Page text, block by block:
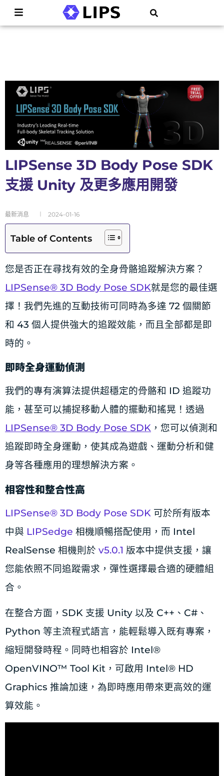
LIPSense 3D Body Pose SDK
支援 Unity 及更多應用開發
最新消息 2024-01-16
Table of Contents
您是否正在尋找有效的全身骨骼追蹤解決方案？
LIPSense® 3D Body Pose SDK就是您的最佳選
擇！我們先進的互動技術可同時為多達 72 個關節
和 43 個人提供強大的追蹤效能，而且全部都是即
時的。
即時全身運動偵測
我們的專有演算法提供超穩定的骨骼和 ID 追蹤功
能，甚至可以捕捉移動人體的擺動和搖晃！透過
LIPSense® 3D Body Pose SDK ，您可以偵測和
追蹤即時全身運動，使其成為遊戲、運動分析和健
身等各種應用的理想解決方案。
相容性和整合性高
LIPSense® 3D Body Pose SDK 可於所有版本
中與 LIPSedge 相機順暢搭配使用，而 Intel
RealSense 相機則於 v5.0.1 版本中提供支援，讓
您能依照不同追蹤需求，彈性選擇最合適的硬體組
合。
在整合方面，SDK 支援 Unity 以及 C++、C#、
Python 等主流程式語言，能輕鬆導入既有專案，
縮短開發時程。同時也相容於 Intel®
OpenVINO™ Tool Kit，可啟用 Intel® HD
Graphics 推論加速，為即時應用帶來更高效的運
算效能。